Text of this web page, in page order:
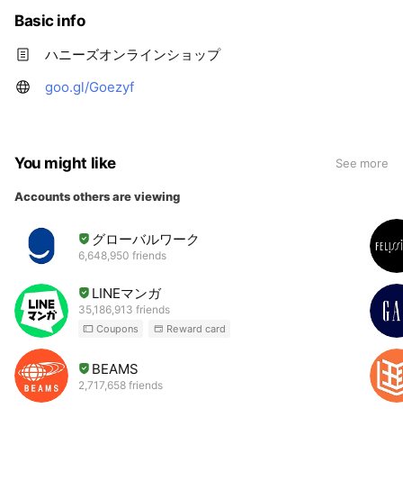
Basic info
ハニーズオンラインショップ
goo.gl/Goezyf
You might like See more
Accounts others are viewing
グローバルワーク
6,648,950 friends
LINEマンガ
35,186,913 friends
Coupons Reward card
BEAMS
2,717,658 friends